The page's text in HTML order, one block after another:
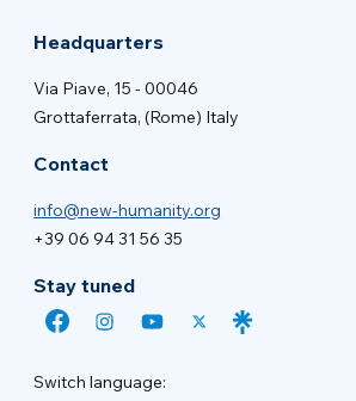
Headquarters
Via Piave, 15 - 00046
Grottaferrata, (Rome) Italy
Contact
info@new-humanity.org
+39 06 94 31 56 35
Stay tuned
Switch language: